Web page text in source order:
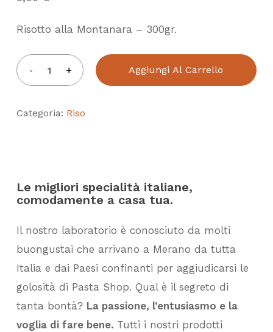
Risotto alla Montanara – 300gr.
Aggiungi Al Carrello
Categoria: Riso
Le migliori specialità italiane,
comodamente a casa tua.
Il nostro laboratorio è conosciuto da molti
buongustai che arrivano a Merano da tutta
Italia e dai Paesi confinanti per aggiudicarsi le
golosità di Pasta Shop. Qual è il segreto di
tanta bontà? La passione, l’entusiasmo e la
voglia di fare bene. Tutti i nostri prodotti